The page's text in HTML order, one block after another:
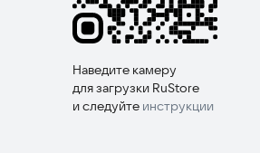
Наведите камеру
для загрузки RuStore
и следуйте инструкции